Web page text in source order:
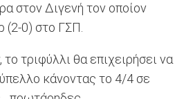
στον Διγενή τον οποίον
(2-0) στο ΓΣΠ.
τριφύλλι θα επιχειρήσει να
κάνοντας το 4/4 σε